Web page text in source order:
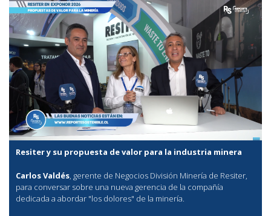
Resiter y su propuesta de valor para la industria minera
Carlos Valdés, gerente de Negocios División Minería de Resiter,
para conversar sobre una nueva gerencia de la compañía
dedicada a abordar "los dolores" de la minería.